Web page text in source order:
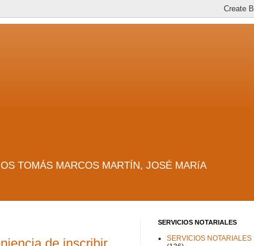
TOMÁS MARCOS MARTÍN, JOSÉ MARíA
SERVICIOS NOTARIALES
SERVICIOS NOTARIALES